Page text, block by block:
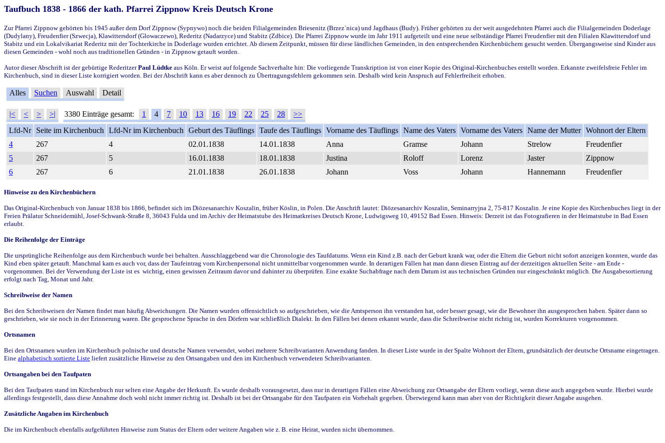
Taufbuch 1838 - 1866 der kath. Pfarrei Zippnow Kreis Deutsch Krone
Zur Pfarrei Zippnow gehörten bis 1945 außer dem Dorf Zippnow (Sypnywo) noch die beiden Filialgemeinden Briesenitz (Brzez`nica) und Jagdhaus (Budy). Früher gehörten zu der weit ausgedehnten Pfarrei auch die Filialgemeinden Doderlage
(Dudylany), Freudenfier (Szwecja), Klawittersdorf (Glowaczewo), Rederitz (Nadarzyce) und Stabitz (Zdbice). Die Pfarrei Zippnow wurde im Jahr 1911 aufgeteilt und eine neue selbständige Pfarrei Freudenfier mit den Filialen Klawittersdorf und
Stabitz und ein Lokalvikariat Rederitz mit der Tochterkirche in Doderlage wurden errichtet. Ab diesem Zeitpunkt, müssen für diese ländlichen Gemeinden, in den entsprechenden Kirchenbüchern gesucht werden. Übergangsweise sind Kinder aus
diesen Gemeinden - wohl noch aus traditionellen Gründen - in Zippnow getauft worden.
Autor dieser Abschrift ist der gebürtige RederitzerPaul Lüdtke aus Köln. Er weist auf folgende Sachverhalte hin: Die vorliegende Transkription ist von einer Kopie des Original-Kirchenbuches erstellt worden. Erkannte zweifelsfreie Fehler im
Kirchenbuch, sind in dieser Liste korrigiert worden. Bei der Abschrift kann es aber dennoch zu Übertragungsfehlern gekommen sein. Deshalb wird kein Anspruch auf Fehlerfreiheit erhoben.
Alles Suchen Auswahl Detail
|< < > >| 3380 Einträge gesamt: 1 4 7 10 13 16 19 22 25 28
>>
Lfd-Nr
Seite im Kirchenbuch Lfd-Nr im Kirchenbuch Geburt des Täuflings Taufe des Täuflings Vorname des Täuflings Name des Vaters Vorname des Vaters Name der Mutter Wohnort der Eltern
4
267 4 02.01.1838 14.01.1838 Anna Gramse Johann Strelow
Freudenfier
5
267 5 16.01.1838 18.01.1838 Justina Roloff Lorenz Jaster
Zippnow
6
267 6 21.01.1838 26.01.1838 Johann Voss Johann Hannemann Freudenfier
Hinweise zu den Kirchenbüchern
Das Original-Kirchenbuch von Januar 1838 bis 1866, befindet sich im Diözesanarchiv Koszalin, früher Köslin, in Polen. Die Anschrift lautet: Diözesanarchiv Koszalin, Seminarryjna 2, 75-817 Koszalin. Je eine Kopie des Kirchenbuches liegt in der
Freien Prälatur Schneidemühl, Josef-Schwank-Straße 8, 36043 Fulda und im Archiv der Heimatstube des Heimatkreises Deutsch Krone, Ludwigsweg 10, 49152 Bad Essen. Hinweis: Derzeit ist das Fotografieren in der Heimatstube in Bad Essen
erlaubt.
Die Reihenfolge der Einträge
Die ursprüngliche Reihenfolge aus dem Kirchenbuch wurde bei behalten. Ausschlaggebend war die Chronologie des Taufdatums. Wenn ein Kind z.B. nach der Geburt krank war, oder die Eltern die Geburt nicht sofort anzeigen konnten, wurde das
Kind eben später getauft. Manchmal kam es auch vor, dass der Taufeintrag vom Kirchenpersonal nicht unmittelbar vorgenommen wurde. In derartigen Fällen hat man dann diesen Eintrag auf der derzeitigen aktuellen Seite - am Ende -
vorgenommen. Bei der Verwendung der Liste ist es wichtig, einen gewissen Zeitraum davor und dahinter zu überprüfen. Eine exakte Suchabfrage nach dem Datum ist aus technischen Gründen nur eingeschränkt möglich. Die Ausgabesortierung
erfolgt nach Tag, Monat und Jahr.
Schreibweise der Namen
Bei den Schreibweisen der Namen findet man häufig Abweichungen. Die Namen wurden offensichtlich so aufgeschrieben, wie die Amtsperson ihn verstanden hat, oder besser gesagt, wie die Bewohner ihn ausgesprochen haben. Später dann so
geschrieben, wie sie noch in der Erinnerung waren. Die gesprochene Sprache in den Dörfern war schließlich Dialekt. In den Fällen bei denen erkannt wurde, dass die Schreibweise nicht richtig ist, wurden Korrekturen vorgenommen.
Ortsnamen
Bei den Ortsnamen wurden im Kirchenbuch polnische und deutsche Namen verwendet, wobei mehrere Schreibvarianten Anwendung fanden. In dieser Liste wurde in der Spalte Wohnort der Eltern, grundsätzlich der deutsche Ortsname eingetragen.
Eine alphabetisch sortierte Liste liefert zusätzliche Hinweise zu den Ortsangaben und den im Kirchenbuch verwendeten Schreibvarianten.
Ortsangaben bei den Taufpaten
Bei den Taufpaten stand im Kirchenbuch nur selten eine Angabe der Herkunft. Es wurde deshalb vorausgesetzt, dass nur in derartigen Fällen eine Abweichung zur Ortsangabe der Eltern vorliegt, wenn diese auch angegeben wurde. Hierbei wurde
allerdings festgestellt, dass diese Annahme doch wohl nicht immer richtig ist. Deshalb ist bei der Ortsangabe für den Taufpaten ein Vorbehalt gegeben. Überwiegend kann man aber von der Richtigkeit dieser Angabe ausgehen.
Zusätzliche Angaben im Kirchenbuch
Die im Kirchenbuch ebenfalls aufgeführten Hinweise zum Status der Eltern oder weitere Angaben wie z. B. eine Heirat, wurden nicht übernommen.